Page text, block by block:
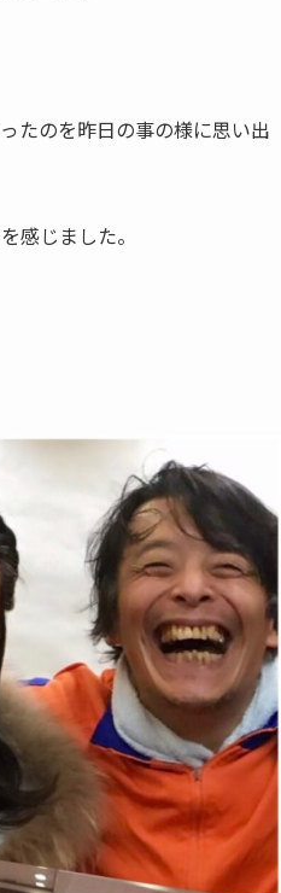
たのを昨日の事の様に思い出
感じました。